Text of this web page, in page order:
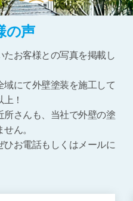
の声
お客様との写真を掲載し
にて外壁塗装を施工して
！
さんも、当社で外壁の塗
ん。
お電話もしくはメールに